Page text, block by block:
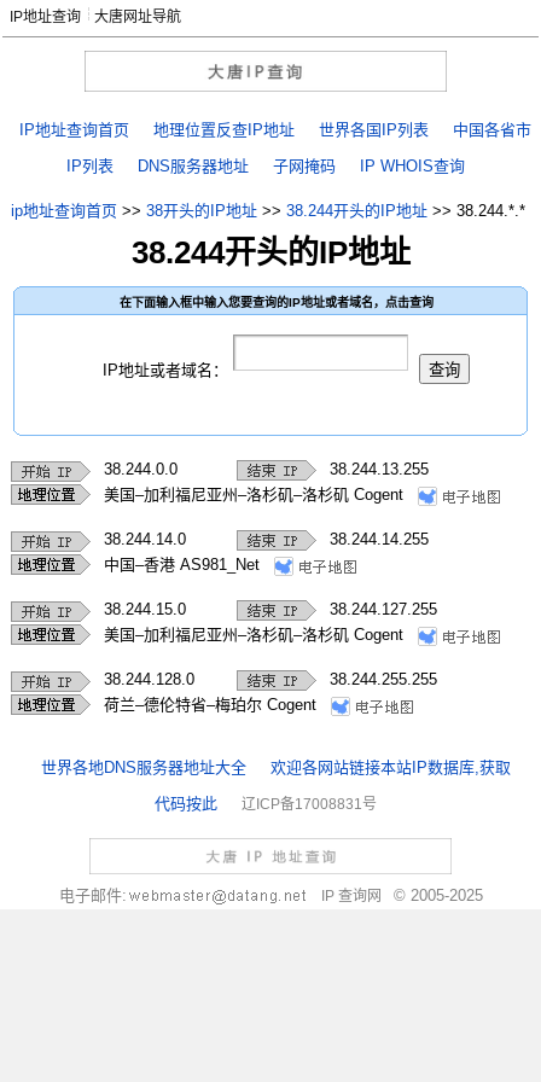
大唐网址导航
IP地址查询
IP地址查询首页 地理位置反查IP地址 世界各国IP列表
中国各省市
IP列表
DNS服务器地址 子网掩码 IP WHOIS查询
ip地址查询首页>> 38开头的IP地址>> 38.244开头的IP地址>> 38.244.*.*
38.244开头的IP地址
在下面输入框中输入您要查询的IP地址或者域名，点击查询
IP地址或者域名：
38.244.0.0
38.244.13.255
美国–加利福尼亚州–洛杉矶–洛杉矶 Cogent
38.244.14.0
38.244.14.255
中国–香港 AS981_Net
38.244.15.0
38.244.127.255
美国–加利福尼亚州–洛杉矶–洛杉矶 Cogent
38.244.128.0
38.244.255.255
荷兰–德伦特省–梅珀尔 Cogent
世界各地DNS服务器地址大全
欢迎各网站链接本站IP数据库,获取
代码按此
辽ICP备17008831号
电子邮件: IP 查询网 © 2005-2025